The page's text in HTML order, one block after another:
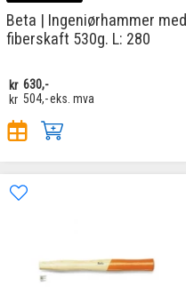
Beta | Ingeniørhammer med
fiberskaft 530g. L: 280
kr 630,-
kr 504,-eks. mva